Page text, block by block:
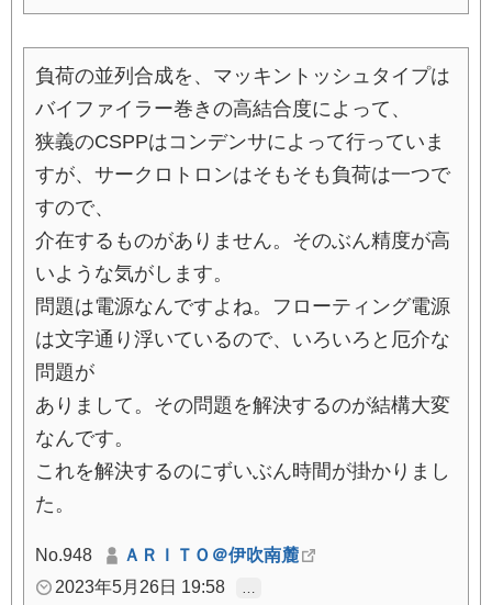
負荷の並列合成を、マッキントッシュタイプは
バイファイラー巻きの高結合度によって、
狭義のCSPPはコンデンサによって行っていま
すが、サークロトロンはそもそも負荷は一つで
すので、
介在するものがありません。そのぶん精度が高
いような気がします。
問題は電源なんですよね。フローティング電源
は文字通り浮いているので、いろいろと厄介な
問題が
ありまして。その問題を解決するのが結構大変
なんです。
これを解決するのにずいぶん時間が掛かりまし
た。
No.948
ＡＲＩＴＯ＠伊吹南麓
2023年5月26日 19:58